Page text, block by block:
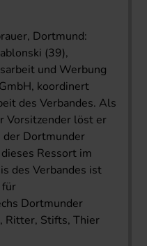
Dortmund:
(39),
und Werbung
koordinert
des Verbandes. Als
Vorsitzender löst er
Dortmunder
Ressort im
des Verbandes ist
für
Dortmunder
Ritter, Stifts, Thier